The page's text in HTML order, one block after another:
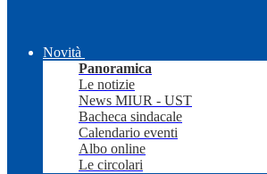
Novità
Panoramica
Le notizie
News MIUR - UST
Bacheca sindacale
Calendario eventi
Albo online
Le circolari